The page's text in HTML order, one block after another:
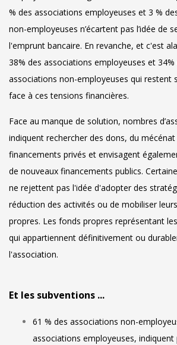
% des associations employeuses et 3 %
non-employeuses n’écartent pas l’idée de
l'emprunt bancaire. En revanche, et c'est
38% des associations employeuses et 34%
associations non-employeuses qui restent
face à ces tensions financières.
Face au manque de solution, nombres
indiquent rechercher des dons, du
financements privés et envisagent
de nouveaux financements publics.
ne rejettent pas l'idée d'adopter des
réduction des activités ou de mobiliser
propres. Les fonds propres représentant
qui appartiennent définitivement ou
l'association.
Et les subventions ...
61 % des associations non-
associations employeuses, indiquent